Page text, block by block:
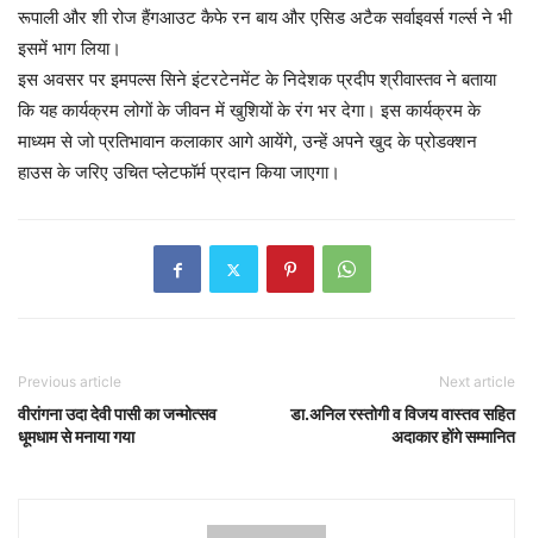
रूपाली और शी रोज हैंगआउट कैफे रन बाय और एसिड अटैक सर्वाइवर्स गर्ल्स ने भी
इसमें भाग लिया।
इस अवसर पर इमपल्स सिने इंटरटेनमेंट के निदेशक प्रदीप श्रीवास्तव ने बताया
कि यह कार्यक्रम लोगों के जीवन में खुशियों के रंग भर देगा। इस कार्यक्रम के
माध्यम से जो प्रतिभावान कलाकार आगे आयेंगे, उन्हें अपने खुद के प्रोडक्शन
हाउस के जरिए उचित प्लेटफॉर्म प्रदान किया जाएगा।
Previous article
वीरांगना उदा देवी पासी का जन्मोत्सव
धूमधाम से मनाया गया
Next article
डा.अनिल रस्तोगी व विजय वास्तव सहित
अदाकार होंगे सम्मानित